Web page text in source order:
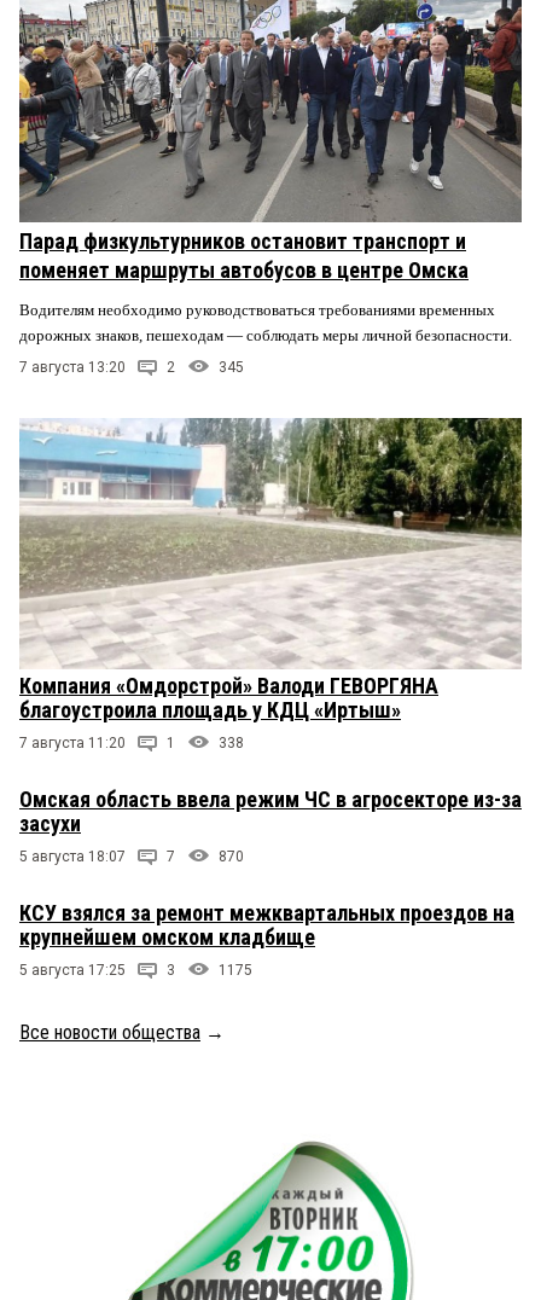
Парад физкультурников остановит транспорт и
поменяет маршруты автобусов в центре Омска
Водителям необходимо руководствоваться требованиями временных
дорожных знаков, пешеходам — соблюдать меры личной безопасности.
7 августа 13:20 2 345
Компания «Омдорстрой» Валоди ГЕВОРГЯНА
благоустроила площадь у КДЦ «Иртыш»
7 августа 11:20 1 338
Омская область ввела режим ЧС в агросекторе из-за
засухи
5 августа 18:07 7 870
КСУ взялся за ремонт межквартальных проездов на
крупнейшем омском кладбище
5 августа 17:25 3 1175
Все новости общества →